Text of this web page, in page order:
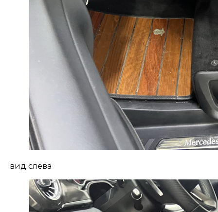
вид слева